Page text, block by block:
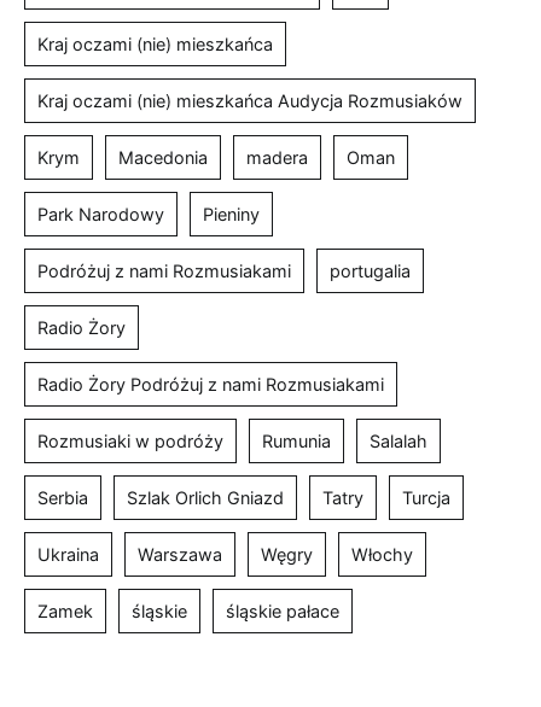
Kraj oczami (nie) mieszkańca
Kraj oczami (nie) mieszkańca Audycja Rozmusiaków
Krym Macedonia madera Oman
Park Narodowy Pieniny
Podróżuj z nami Rozmusiakami portugalia
Radio Żory
Radio Żory Podróżuj z nami Rozmusiakami
Rozmusiaki w podróży Rumunia Salalah
Serbia Szlak Orlich Gniazd Tatry Turcja
Ukraina Warszawa Węgry Włochy
Zamek śląskie śląskie pałace